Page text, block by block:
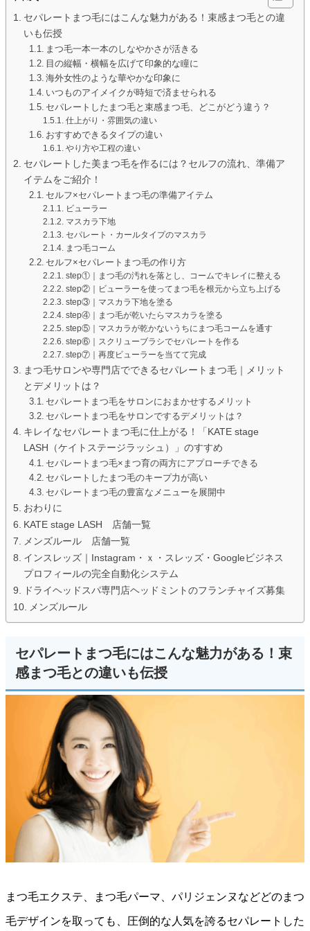
セパレートまつ毛にはこんな魅力がある！束感まつ毛との違
いも伝授
まつ毛一本一本のしなやかさが活きる
目の縦幅・横幅を広げて印象的な瞳に
海外女性のような華やかな印象に
いつものアイメイクが時短で済ませられる
セパレートしたまつ毛と束感まつ毛、どこがどう違う？
仕上がり・雰囲気の違い
おすすめできるタイプの違い
やり方や工程の違い
セパレートした美まつ毛を作るには？セルフの流れ、準備ア
イテムをご紹介！
セルフ×セパレートまつ毛の準備アイテム
ビューラー
マスカラ下地
セパレート・カールタイプのマスカラ
まつ毛コーム
セルフ×セパレートまつ毛の作り方
step①｜まつ毛の汚れを落とし、コームでキレイに整える
step②｜ビューラーを使ってまつ毛を根元から立ち上げる
step③｜マスカラ下地を塗る
step④｜まつ毛が乾いたらマスカラを塗る
step⑤｜マスカラが乾かないうちにまつ毛コームを通す
step⑥｜スクリューブラシでセパレートを作る
step⑦｜再度ビューラーを当てて完成
まつ毛サロンや専門店でできるセパレートまつ毛｜メリット
とデメリットは？
セパレートまつ毛をサロンにおまかせするメリット
セパレートまつ毛をサロンでするデメリットは？
キレイなセパレートまつ毛に仕上がる！「KATE stage
LASH（ケイトステージラッシュ）」のすすめ
セパレートまつ毛×まつ育の両方にアプローチできる
セパレートしたまつ毛のキープ力が高い
セパレートまつ毛の豊富なメニューを展開中
おわりに
KATE stage LASH 店舗一覧
メンズルール 店舗一覧
インスレッズ｜Instagram・ｘ・スレッズ・Googleビジネス
プロフィールの完全自動化システム
ドライヘッドスパ専門店ヘッドミントのフランチャイズ募集
メンズルール
セパレートまつ毛にはこんな魅力がある！束
感まつ毛との違いも伝授
まつ毛エクステ、まつ毛パーマ、パリジェンヌなどどのまつ
毛デザインを取っても、圧倒的な人気を誇るセパレートした